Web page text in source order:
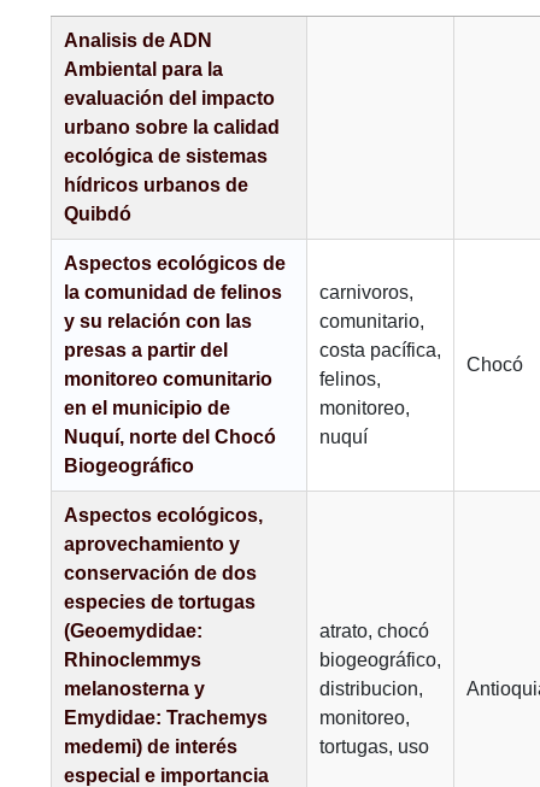
Analisis de ADN
Ambiental para la
evaluación del impacto
urbano sobre la calidad
ecológica de sistemas
hídricos urbanos de
Quibdó
Aspectos ecológicos de
la comunidad de felinos
y su relación con las
presas a partir del
monitoreo comunitario
en el municipio de
Nuquí, norte del Chocó
Biogeográfico
carnivoros,
comunitario,
costa pacífica,
felinos,
monitoreo,
nuquí
Chocó
Aspectos ecológicos,
aprovechamiento y
conservación de dos
especies de tortugas
(Geoemydidae:
Rhinoclemmys
melanosterna y
Emydidae: Trachemys
medemi) de interés
especial e importancia
atrato, chocó
biogeográfico,
distribucion,
monitoreo,
tortugas, uso